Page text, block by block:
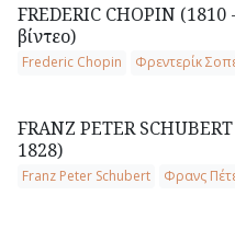
FREDERIC CHOPIN
βίντεο)
Frederic Chopin Φρεντερίκ
FRANZ PETER
1828)
Franz Peter Schubert Φρανς